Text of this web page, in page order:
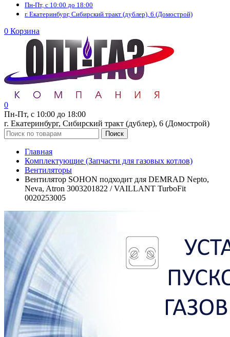
Пн-Пт, с 10:00 до 18:00
г. Екатеринбург, Сибирский тракт (дублер), 6 (Домострой)
0 Корзина
0
Пн-Пт, с 10:00 до 18:00
г. Екатеринбург, Сибирский тракт (дублер), 6 (Домострой)
Поиск
Главная
Комплектующие (Запчасти для газовых котлов)
Вентиляторы
Вентилятор SOHON подходит для DEMRAD Nepto,
Neva, Atron 3003201822 / VAILLANT TurboFit
0020253005